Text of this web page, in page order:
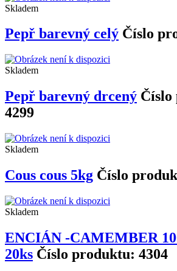
Skladem
Pepř barevný celý Číslo
Skladem
Pepř barevný drcený Číslo
4299
Skladem
Cous cous 5kg Číslo
Skladem
ENCIÁN -CAMEMBER
20ks Číslo produktu: 4304